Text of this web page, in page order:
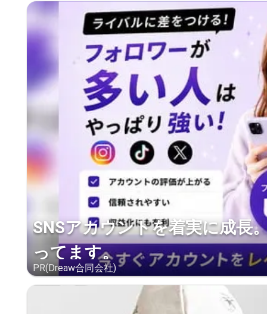
SNSアカウントを着実に成長
ってます。
PR(Dreaw合同会社)